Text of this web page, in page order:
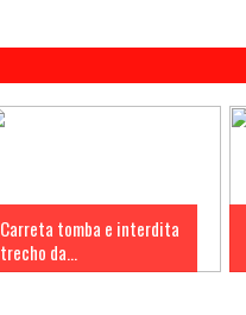
Carreta tomba e interdita
trecho da...